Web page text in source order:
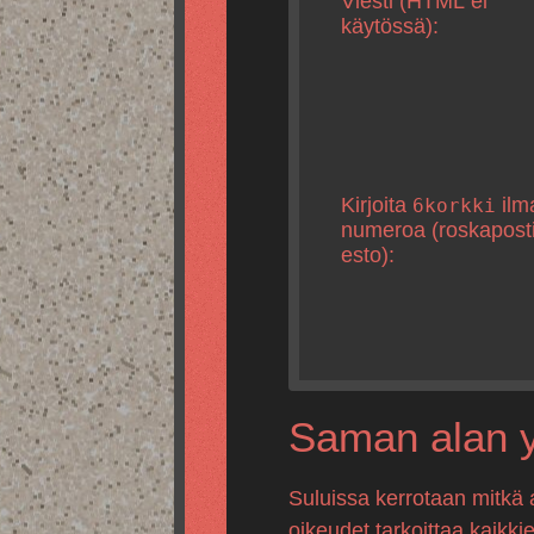
käytössä):
Kirjoita 6korkki
numeroa
esto):
Saman alan
Suluissa kerrotaan mitkä